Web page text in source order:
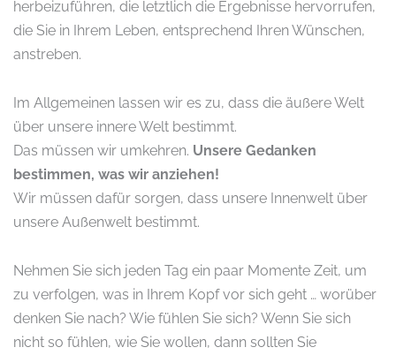
herbeizuführen, die letztlich die Ergebnisse hervorrufen,
die Sie in Ihrem Leben, entsprechend Ihren Wünschen,
anstreben.
Im Allgemeinen lassen wir es zu, dass die äußere Welt
über unsere innere Welt bestimmt.
Das müssen wir umkehren. Unsere Gedanken
bestimmen, was wir anziehen!
Wir müssen dafür sorgen, dass unsere Innenwelt über
unsere Außenwelt bestimmt.
Nehmen Sie sich jeden Tag ein paar Momente Zeit, um
zu verfolgen, was in Ihrem Kopf vor sich geht … worüber
denken Sie nach? Wie fühlen Sie sich? Wenn Sie sich
nicht so fühlen, wie Sie wollen, dann sollten Sie